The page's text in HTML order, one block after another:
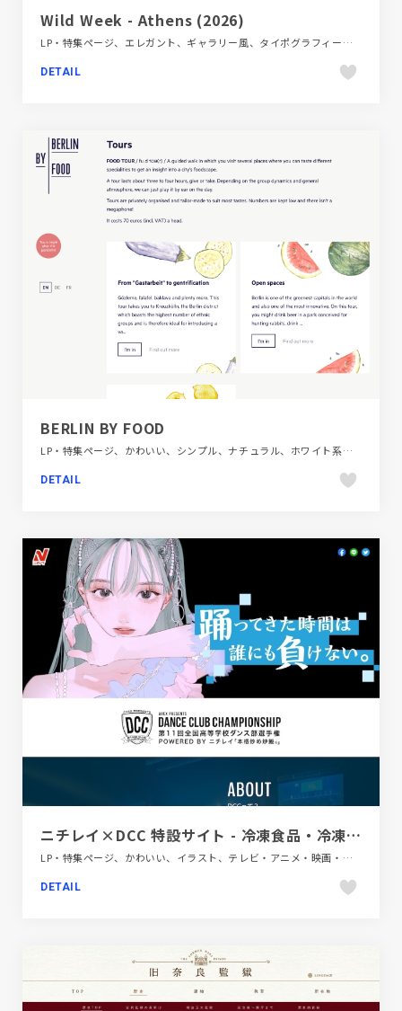
Wild Week - Athens (2026)
LP・特集ページ、エレガント、ギャラリー風、タイポグラフィー、ブルー系、ホワイト系、地域・団体・活動
DETAIL
BERLIN BY FOOD
LP・特集ページ、かわいい、シンプル、ナチュラル、ホワイト系、地域・団体・活動、多言語対応、海外サイト、飲食店・グルメ・ウェディング
DETAIL
ニチレイ×DCC 特設サイト - 冷凍食品・冷凍野菜はニチレイフーズ
LP・特集ページ、かわいい、イラスト、テレビ・アニメ・映画・芸能、ブラック系 、ブルー系、ポップ、飲料・食品
DETAIL